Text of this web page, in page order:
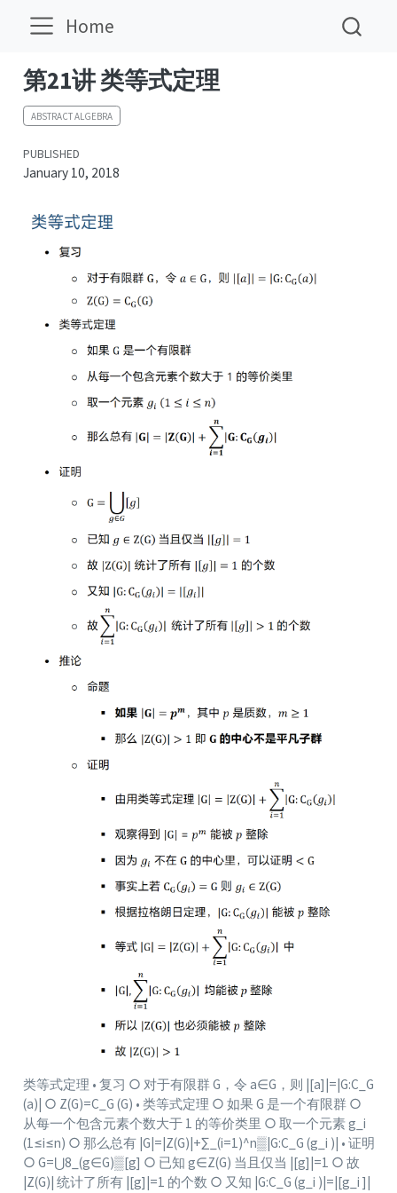
Home
第21讲 类等式定理
ABSTRACT ALGEBRA
PUBLISHED
January 10, 2018
类等式定理 • 复习 ○ 对于有限群 G，令 a∈G，则 |[a]|=|G:C_G
(a)| ○ Z(G)=C_G (G) • 类等式定理 ○ 如果 G 是一个有限群 ○
从每一个包含元素个数大于 1 的等价类里 ○ 取一个元素 g_i
(1≤i≤n) ○ 那么总有 |G|=|Z(G)|+∑_(i=1)^n▒|G:C_G (g_i )| • 证明
○ G=⋃8_(g∈G)▒[g] ○ 已知 g∈Z(G) 当且仅当 |[g]|=1 ○ 故
|Z(G)| 统计了所有 |[g]|=1 的个数 ○ 又知 |G:C_G (g_i )|=|[g_i ]|